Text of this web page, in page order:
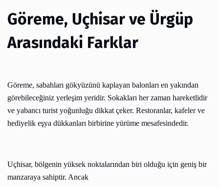
Göreme, Uçhisar ve Ürgüp
Arasındaki Farklar
Göreme, sabahları gökyüzünü kaplayan balonları en yakından
görebileceğiniz yerleşim yeridir. Sokakları her zaman hareketlidir
ve yabancı turist yoğunluğu dikkat çeker. Restoranlar, kafeler ve
hediyelik eşya dükkanları birbirine yürüme mesafesindedir.
Uçhisar, bölgenin yüksek noktalarından biri olduğu için geniş bir
manzaraya sahiptir. Ancak